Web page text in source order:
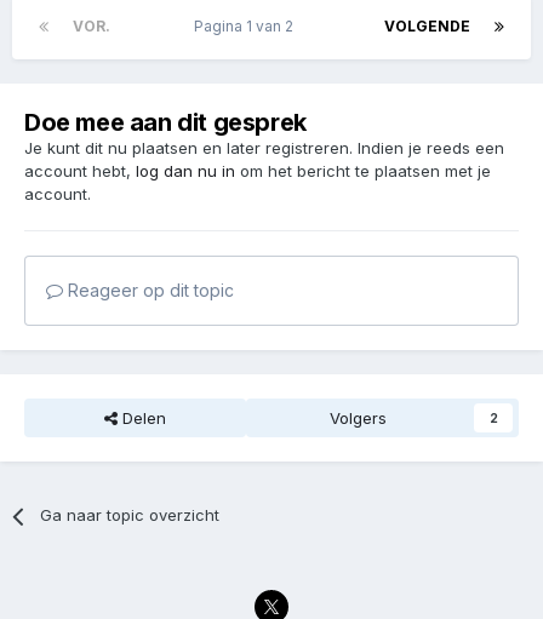
VOR. VOLGENDE
Pagina 1 van 2
Doe mee aan dit gesprek
Je kunt dit nu plaatsen en later registreren. Indien je reeds een
account hebt, log dan nu in om het bericht te plaatsen met je
account.
Reageer op dit topic
Delen Volgers 2
Ga naar topic overzicht